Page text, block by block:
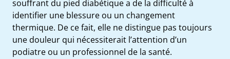
souffrant du pied diabétique a de la difficulté à
identifier une blessure ou un changement
thermique. De ce fait, elle ne distingue pas toujours
une douleur qui nécessiterait l’attention d’un
podiatre ou un professionnel de la santé.